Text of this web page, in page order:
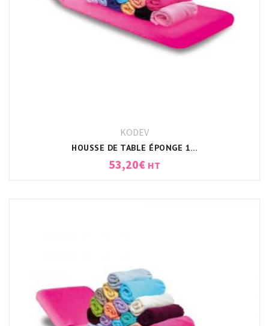
KODEV
HOUSSE DE TABLE ÉPONGE 190X80X7CM BLANC
53,20€ HT